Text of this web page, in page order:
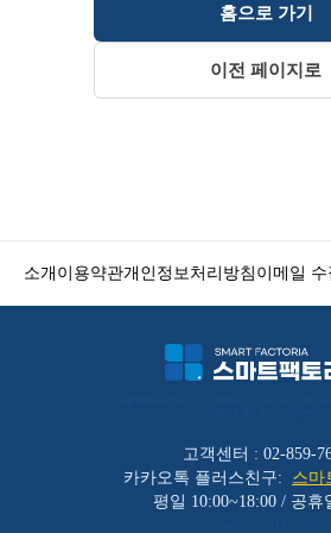
홈으로 가기
이전 페이지로
소개 이용약관개인정보처리방침 이메일
고객센터 : 02-859-
카카오톡 플러스친구:
스마
평일 10:00~18:00 / 공휴